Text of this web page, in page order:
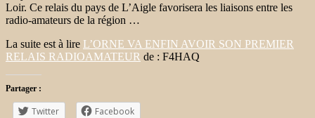
Loir. Ce relais du pays de L’Aigle favorisera les liaisons entre les
radio-amateurs de la région …
La suite est à lire L’ORNE VA ENFIN AVOIR SON PREMIER
RELAIS RADIOAMATEUR de : F4HAQ
Partager :
Twitter Facebook